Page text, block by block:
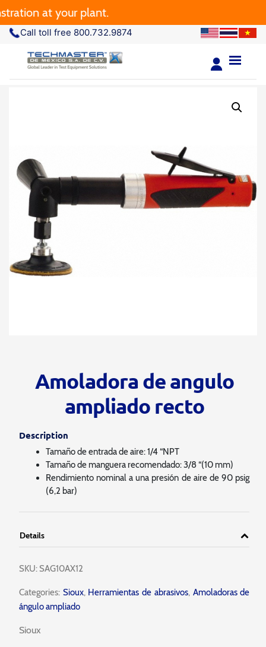
at your plant.
Call toll free 800.732.9874
Amoladora de angulo
ampliado recto
Description
Tamaño de entrada de aire: 1/4 “NPT
Tamaño de manguera recomendado: 3/8 “(10 mm)
Rendimiento nominal a una presión de aire de 90 psig
(6,2 bar)
Details
SKU: SAG10AX12
Categories:Sioux, Herramientas de abrasivos, Amoladoras de
ángulo ampliado
Sioux